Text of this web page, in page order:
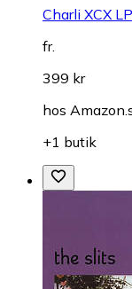
Charli XCX LP
fr.
399 kr
hos
+1 butik